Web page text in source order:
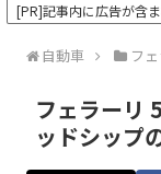
[PR]記事内に広告が含ま
自動車 フ
フェラーリ
ッドシップ